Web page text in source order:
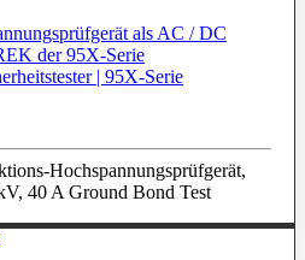
| 95X-Serie
Hochspannungsprüfgerät,
40 A Ground Bond Test